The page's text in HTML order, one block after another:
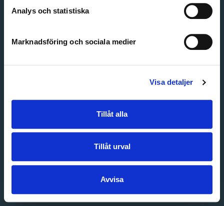
Analys och statistiska
Marknadsföring och sociala medier
Visa detaljer
Tillåt alla
Tillåt urval
Avvisa
Customer service